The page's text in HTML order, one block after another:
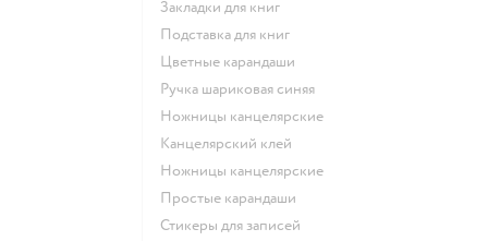
Закладки для книг
Подставка для книг
Цветные карандаши
Ручка шариковая синяя
Ножницы канцелярские
Канцелярский клей
Ножницы канцелярские
Простые карандаши
Стикеры для записей